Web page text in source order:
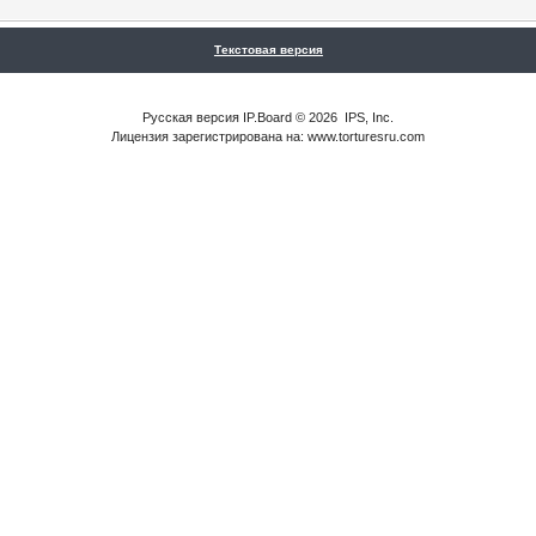
Текстовая версия
Русская версия IP.Board© 2026 IPS, Inc
Лицензия зарегистрирована на: www.torturesru.com